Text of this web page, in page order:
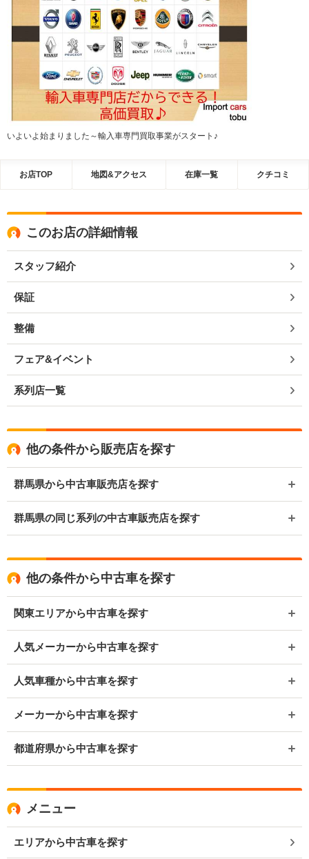
いよいよ始まりました～輸入車専門買取事業がスタート♪
お店TOP 地図&アクセス 在庫一覧 クチコミ
このお店の詳細情報
スタッフ紹介
保証
整備
フェア&イベント
系列店一覧
他の条件から販売店を探す
群馬県から中古車販売店を探す
群馬県の同じ系列の中古車販売店を探す
他の条件から中古車を探す
関東エリアから中古車を探す
人気メーカーから中古車を探す
人気車種から中古車を探す
メーカーから中古車を探す
都道府県から中古車を探す
メニュー
エリアから中古車を探す